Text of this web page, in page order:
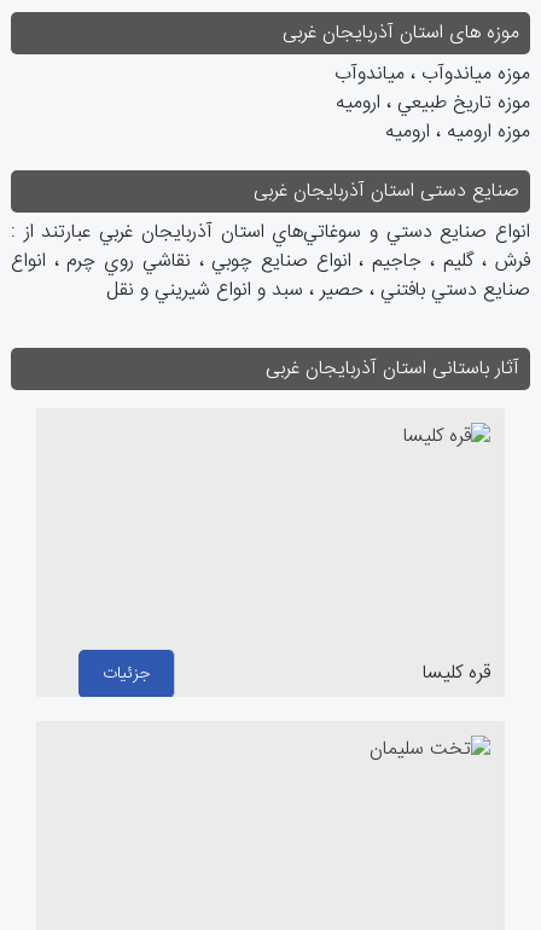
موزه های استان آذربایجان غربی
موزه مياندوآب ، مياندوآب
موزه تاريخ طبيعي ، اروميه
موزه اروميه ، اروميه
صنایع دستی استان آذربایجان غربی
انواع‌ صنايع‌ دستي‌ و سوغاتي‌هاي‌ استان‌ آذربايجان‌ غربي‌ عبارتند از :
فرش‌ ، گليم‌ ، جاجيم‌ ، انواع‌ صنايع‌ چوبي‌ ، نقاشي‌ روي‌ چرم‌ ، انواع‌
صنايع‌ دستي‌ بافتني‌ ، حصير ، سبد و انواع‌ شيريني‌ و نقل‌
آثار باستانی استان آذربایجان غربی
قره کلیسا جزئیات